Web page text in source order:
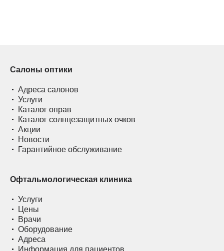
Салоны оптики
Адреса салонов
Услуги
Каталог оправ
Каталог солнцезащитных очков
Акции
Новости
Гарантийное обслуживание
Офтальмологическая клиника
Услуги
Цены
Врачи
Оборудование
Адреса
Информация для пациентов